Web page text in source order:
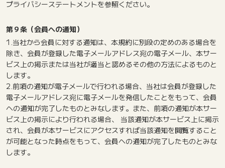
プライバシーステートメントを参照ください。
第９条（会員への通知）
1.当社から会員に対する通知は、本規約に別段の定めのある場合を
除き、会員が登録した電子メールアドレス宛の電子メール、本サー
ビス上の掲示または当社が適当と認めるその他の方法によるものと
します。
2.前項の通知が電子メールで行われる場合、当社は会員が登録した
電子メールアドレス宛に電子メールを発信したことをもって、会員
への通知が完了したものとみなします。また、前項の通知が本サー
ビス上の掲示により行われる場合、 当該通知が本サービス上に掲示
され、会員が本サービスにアクセスすれば当該通知を閲覧すること
が可能となった時点をもって、会員への通知が完了したものとみな
します。